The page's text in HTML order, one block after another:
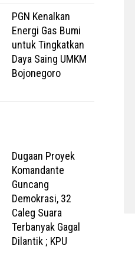
PGN Kenalkan
Energi Gas Bumi
untuk Tingkatkan
Daya Saing UMKM
Bojonegoro
Dugaan Proyek
Komandante
Guncang
Demokrasi, 32
Caleg Suara
Terbanyak Gagal
Dilantik ; KPU